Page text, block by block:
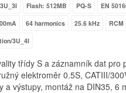
3U_3I Flash: 512MB PQ-S EN
64 harmonics 25.6 kHz RCM
3U_4I
třídy S a záznamník dat pro
elektroměr 0.5S, CATIII/
a výstupy, montáž na DIN35, 6